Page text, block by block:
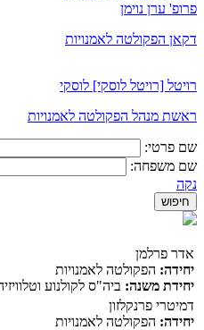
פרופ' ערן נוימן
דקאן הפקולטה לאמנויות
רויטל [רויטל לוסקי] לוסקי
ראשת מנהל הפקולטה לאמנויות
שם פרטי:
שם משפחה:
נקה
אדר פרלמן
יחידה: הפקולטה לאמנויות
יחידת משנה: ביה"ס לקולנוע
דמיטרי פרנקלזון
יחידה: הפקולטה לאמנויות